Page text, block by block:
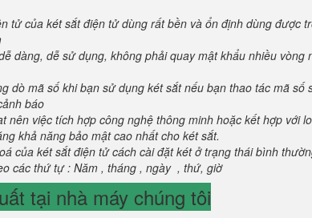
tử của két sắt điện tử dùng rất bền và ổn định dùng được
dàng, dễ sử dụng, không phải quay mật khẩu nhiều vòng
dò mã số khi bạn sử dụng két sắt nếu bạn thao tác mã số
báo
nên việc tích hợp công nghệ thông minh hoặc kết hợp với
khả năng bảo mật cao nhất cho két sắt.
của két sắt điện tử cách cài đặt két ở trạng thái bình
các thứ tự : Năm , tháng , ngày , thứ, giờ
tại nhà máy chúng tôi